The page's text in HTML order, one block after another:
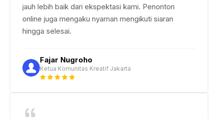
jauh lebih baik dari ekspektasi kami. Penonton
online juga mengaku nyaman mengikuti siaran
hingga selesai.
Fajar Nugroho
Ketua Komunitas Kreatif Jakarta